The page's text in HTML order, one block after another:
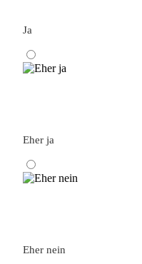
Ja
Eher ja
Eher nein